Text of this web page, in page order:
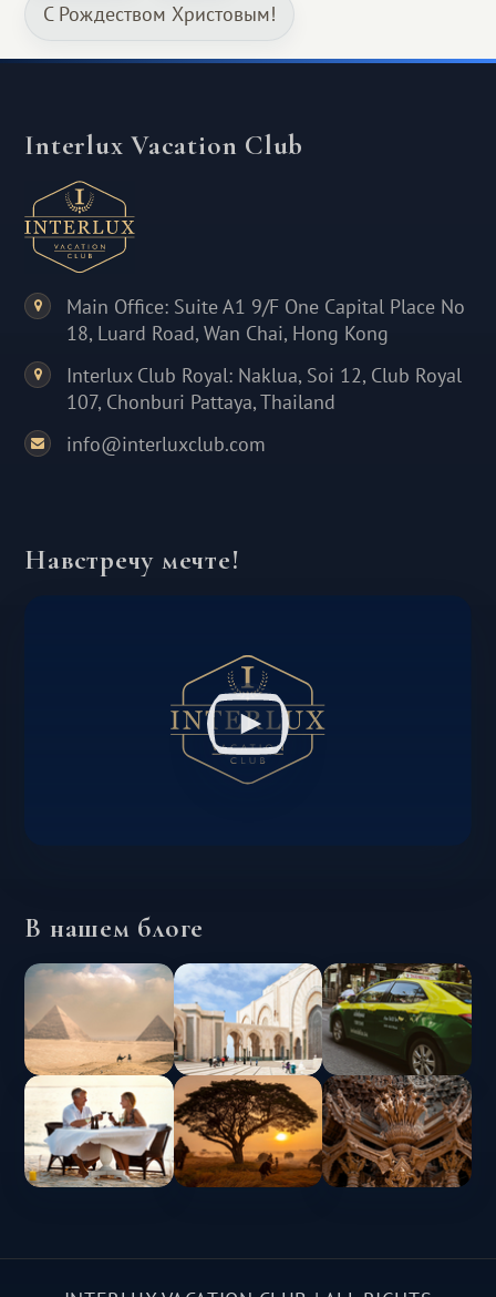
С Рождеством Христовым!
Interlux Vacation Club
Main Office: Suite A1 9/F One Capital Place No
18, Luard Road, Wan Chai, Hong Kong
Interlux Club Royal: Naklua, Soi 12, Club Royal
107, Chonburi Pattaya, Thailand
info@interluxclub.com
Навстречу мечте!
В нашем блоге